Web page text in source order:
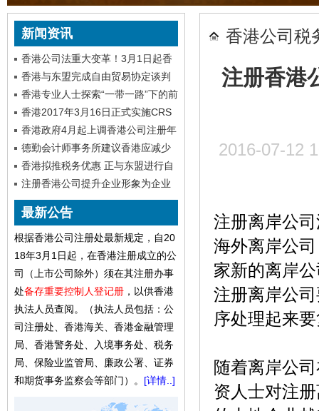
新闻资讯
香港公司法重大变革！3月1日起香
港公司须备存重要控制人登记册
香港与东盟完成自由贸易协定谈判
香港专业人士探索“一带一路”下的前
海机会
香港2017年3月16日正式实施CRS
香港公司不能再零申报了
香港政府4月起上调香港公司注册年
审费用
德勤会计师事务所建议香港应减少
利得税以增强税务竞争力
香港拟推税务优惠 正与东盟进行自
由贸易协定谈判
注册香港公司提升企业形象为企业
快速发展铺平道路
最新公告
根据香港公司注册处最新规定，自20
18年3月1日起，在香港注册成立的公
司（上市公司除外）须在其注册办事
处备存重要控制人登记册 ，以供香港
执法人员查阅。（执法人员包括：公
司注册处、香港海关、香港金融管理
局、香港警务处、入境事务处、税务
局、保险业监管局、廉政公署、证券
和期货事务监察会等部门）。 [详情..]
香港公司税
注册香港
2016-07-12
注册离岸公
海外离岸公
家新的离岸
注册离岸公
序处理起来
随着离岸公
资人士对注